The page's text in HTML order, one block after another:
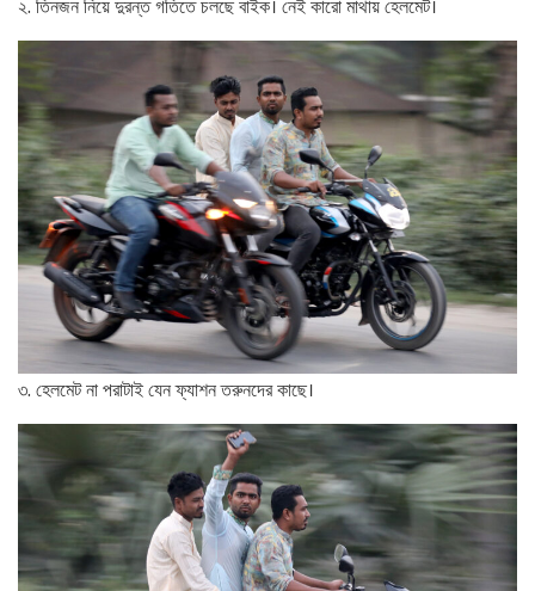
২. তিনজন নিয়ে দুরন্ত গতিতে চলছে বাইক। নেই কারো মাথায় হেলমেট।
৩. হেলমেট না পরাটাই যেন ফ্যাশন তরুনদের কাছে।